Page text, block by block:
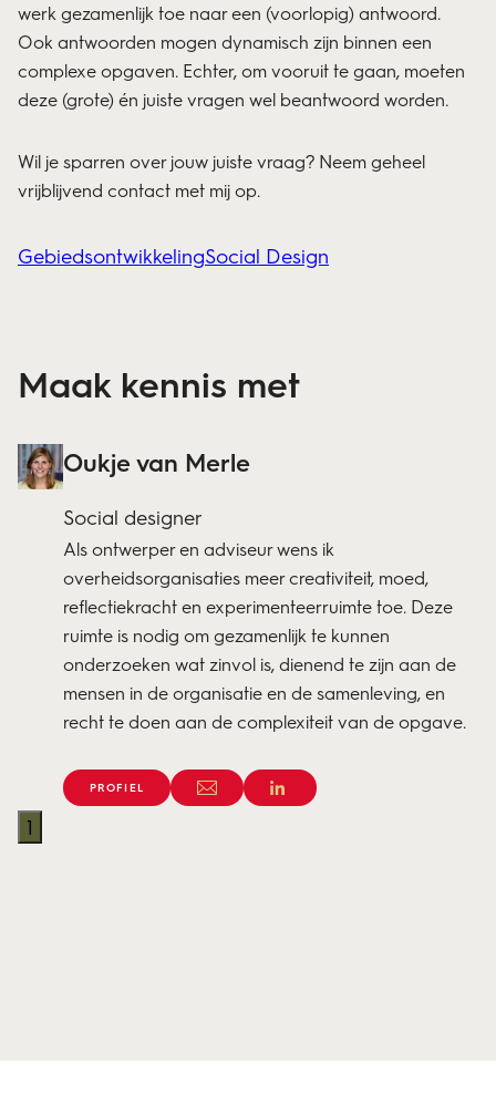
werk gezamenlijk toe naar een (voorlopig) antwoord.
Ook antwoorden mogen dynamisch zijn binnen een
complexe opgaven. Echter, om vooruit te gaan, moeten
deze (grote) én juiste vragen wel beantwoord worden.
Wil je sparren over jouw juiste vraag? Neem geheel
vrijblijvend contact met mij op.
GebiedsontwikkelingSocial Design
Maak kennis met
Oukje van Merle
Social designer
Als ontwerper en adviseur wens ik
overheidsorganisaties meer creativiteit, moed,
reflectiekracht en experimenteerruimte toe. Deze
ruimte is nodig om gezamenlijk te kunnen
onderzoeken wat zinvol is, dienend te zijn aan de
mensen in de organisatie en de samenleving, en
recht te doen aan de complexiteit van de opgave.
PROFIEL
1